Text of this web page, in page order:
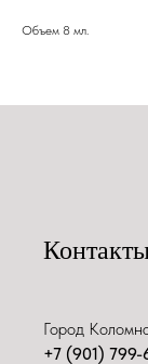
Объем 8 мл.
Город
+7 (901)